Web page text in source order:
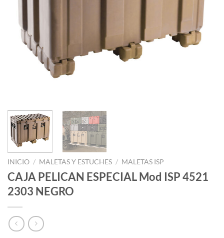
INICIO / MALETAS Y ESTUCHES / MALETAS ISP
CAJA PELICAN ESPECIAL Mod ISP 4521
2303 NEGRO